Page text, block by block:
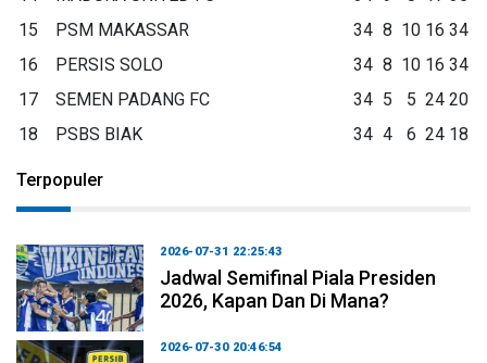
15
PSM MAKASSAR 34 8 10 16 34
16
PERSIS SOLO 34 8 10 16 34
17
SEMEN PADANG FC 34 5 5 24 20
18
PSBS BIAK 34 4 6 24 18
Terpopuler
2026-07-31 22:25:43
Jadwal Semifinal Piala Presiden
2026, Kapan Dan Di Mana?
2026-07-30 20:46:54